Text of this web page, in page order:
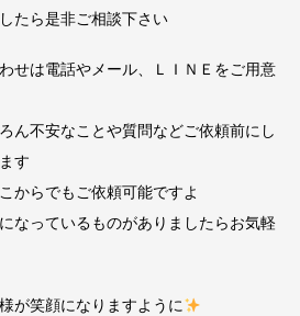
たら是非ご相談下さい
せは電話やメール、ＬＩＮＥをご用意
ん不安なことや質問などご依頼前にし
す
からでもご依頼可能ですよ
なっているものがありましたらお気軽
が笑顔になりますように